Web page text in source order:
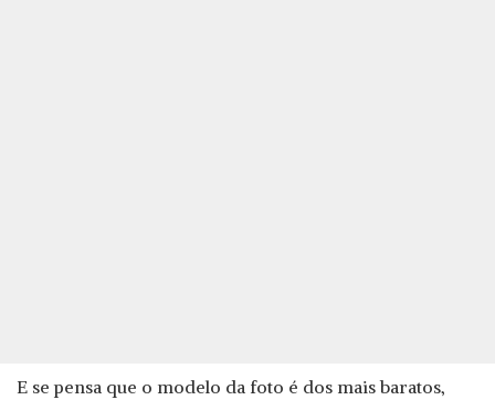
E se pensa que o modelo da foto é dos mais baratos,